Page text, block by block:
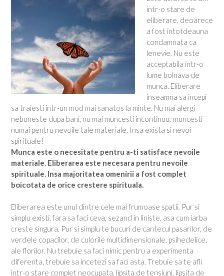
intr-o stare de
eliberare, deoarece
a fost intotdeauna
condamnata ca
lenevie. Nu este
acceptabila intr-o
lume bolnava de
munca. Eliberare
inseamna sa incepi
sa traiesti intr-un mod mai sanatos la minte. Nu mai alergi
nebuneste dupa bani, nu mai muncesti incontinuu; muncesti
numai pentru nevoile tale materiale. Insa exista si nevoi
spirituale!
Munca este o necesitate pentru a-ti satisface nevoile
materiale. Eliberarea este necesara pentru nevoile
spirituale. Insa majoritatea omenirii a fost complet
boicotata de orice crestere spirituala.
Eliberarea este unul dintre cele mai frumoase spatii. Pur si
simplu existi, fara sa faci ceva, sezand in liniste, asa cum iarba
creste singura. Pur si simplu te bucuri de cantecul pasarilor, de
verdele copacilor, de culorile multidimensionale, psihedelice,
ale florilor. Nu trebuie sa faci nimic pentru a experimenta
diferenta, trebuie sa incetezi sa faci asta. Trebuie sa te afli
intr-o stare complet neocupata, lipsita de tensiuni, lipsita de